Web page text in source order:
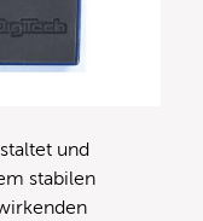
und
stabilen